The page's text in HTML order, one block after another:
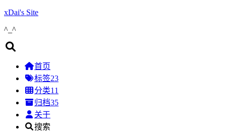
xDai's Site
^_^
首页
标签23
分类11
归档35
关于
搜索